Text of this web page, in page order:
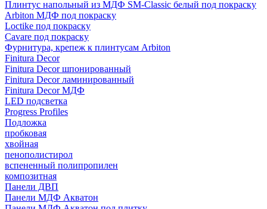
Плинтус напольный из МДФ SM-Classic белый под покраску
Arbiton МДФ под покраску
Loctike под покраску
Cavare под покраску
Фурнитура, крепеж к плинтусам Arbiton
Finitura Decor
Finitura Decor шпонированный
Finitura Decor ламинированный
Finitura Decor МДФ
LED подсветка
Progress Profiles
Подложка
пробковая
хвойная
пенополистирол
вспененный полипропилен
композитная
Панели ДВП
Панели МДФ Акватон